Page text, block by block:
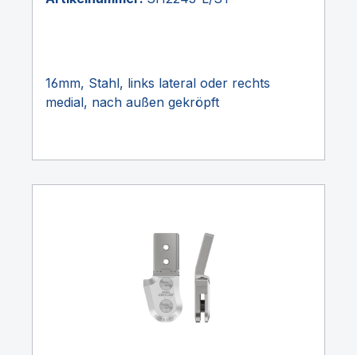
16mm, Stahl, links lateral oder rechts
medial, nach außen gekröpft